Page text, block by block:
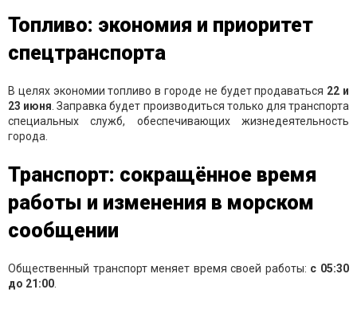
Топливо: экономия и приоритет
спецтранспорта
В целях экономии топливо в городе не будет продаваться 22 и
23 июня . Заправка будет производиться только для транспорта
специальных служб, обеспечивающих жизнедеятельность
города.
Транспорт: сокращённое время
работы и изменения в морском
сообщении
Общественный транспорт меняет время своей работы: с 05:30
до 21:00